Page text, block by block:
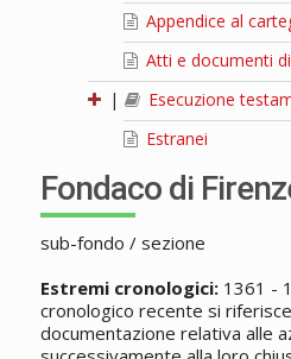
Appendice al
Atti e documenti
|
Esecuzione
Estranei
Fondaco di
sub-fondo / sezione
Estremi cronologici:1361 -
cronologico recente si
documentazione relativa alle